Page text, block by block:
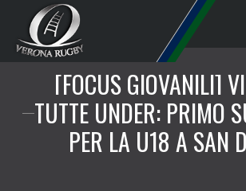
[FOCUS GIOVANILI]
TUTTE UNDER: PRIMO
PER LA U18 A SAN